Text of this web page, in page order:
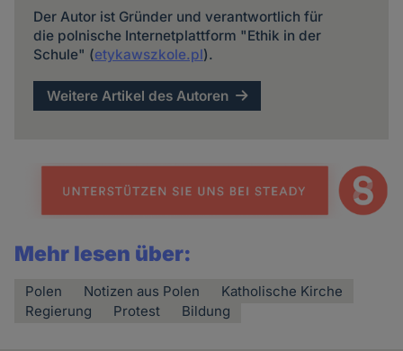
Der Autor ist Gründer und verantwortlich für
die polnische Internetplattform "Ethik in der
Schule" (etykawszkole.pl).
Weitere Artikel des Autoren
Mehr lesen über:
Polen Notizen aus Polen
Katholische Kirche
Regierung
Protest Bildung